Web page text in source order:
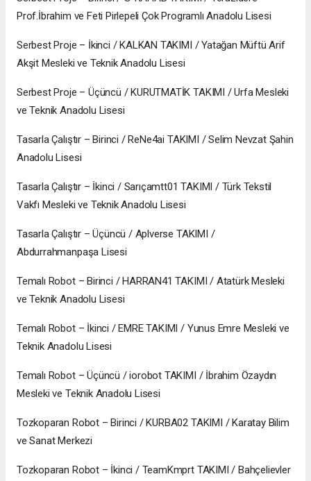
Prof.İbrahim ve Feti Pirlepeli Çok Programlı Anadolu Lisesi
Serbest Proje – İkinci / KALKAN TAKIMI / Yatağan Müftü Arif
Akşit Mesleki ve Teknik Anadolu Lisesi
Serbest Proje – Üçüncü / KURUTMATİK TAKIMI / Urfa Mesleki
ve Teknik Anadolu Lisesi
Tasarla Çalıştır – Birinci / ReNe4ai TAKIMI / Selim Nevzat Şahin
Anadolu Lisesi
Tasarla Çalıştır – İkinci / Sarıçamtt01 TAKIMI / Türk Tekstil
Vakfı Mesleki ve Teknik Anadolu Lisesi
Tasarla Çalıştır – Üçüncü / Aplverse TAKIMI /
Abdurrahmanpaşa Lisesi
Temalı Robot – Birinci / HARRAN41 TAKIMI / Atatürk Mesleki
ve Teknik Anadolu Lisesi
Temalı Robot – İkinci / EMRE TAKIMI / Yunus Emre Mesleki ve
Teknik Anadolu Lisesi
Temalı Robot – Üçüncü / iorobot TAKIMI / İbrahim Özaydın
Mesleki ve Teknik Anadolu Lisesi
Tozkoparan Robot – Birinci / KURBA02 TAKIMI / Karatay Bilim
ve Sanat Merkezi
Tozkoparan Robot – İkinci / TeamKmprt TAKIMI / Bahçelievler